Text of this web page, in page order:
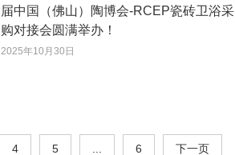
届中国（佛山）陶博会-RCEP瓷砖卫浴采
购对接会圆满举办！
2025年10月30日
4 5 ... 6 下一页